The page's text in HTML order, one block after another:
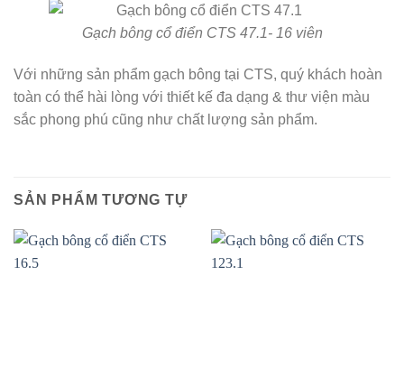
Gạch bông cổ điển CTS 47.1- 16 viên
Với những sản phẩm gạch bông tại CTS, quý khách hoàn
toàn có thể hài lòng với thiết kế đa dạng & thư viện màu
sắc phong phú cũng như chất lượng sản phẩm.
SẢN PHẨM TƯƠNG TỰ